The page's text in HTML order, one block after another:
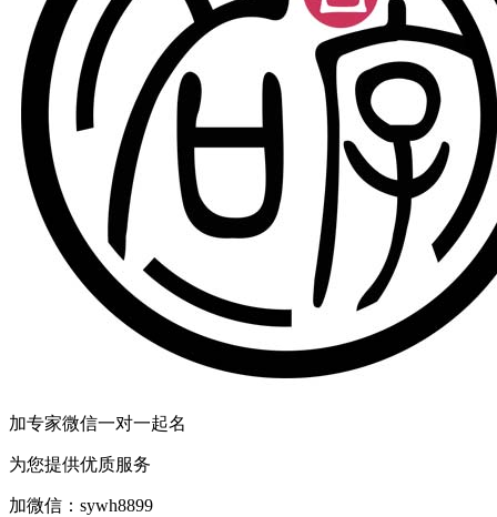
加专家微信一对一起名
为您提供优质服务
加微信： sywh8899